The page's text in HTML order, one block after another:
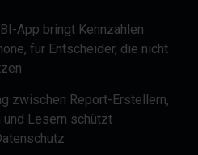
App bringt Kennzahlen
für Entscheider, die nicht
zwischen Report-Erstellern,
und Lesern schützt